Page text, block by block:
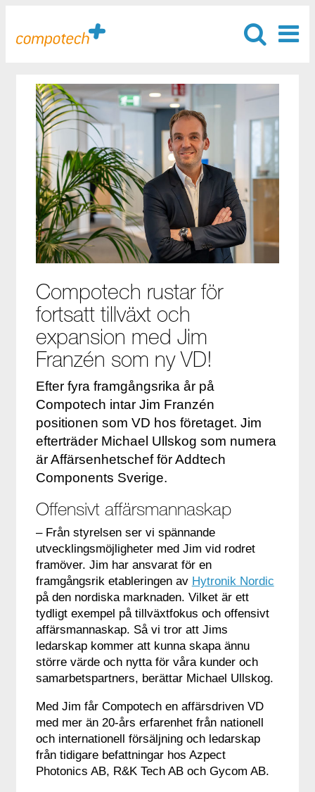
Compotech rustar för
fortsatt tillväxt och
expansion med Jim
Franzén som ny VD!
Efter fyra framgångsrika år på
Compotech intar Jim Franzén
positionen som VD hos företaget. Jim
efterträder Michael Ullskog som numera
är Affärsenhetschef för Addtech
Components Sverige.
Offensivt affärsmannaskap
– Från styrelsen ser vi spännande
utvecklingsmöjligheter med Jim vid rodret
framöver. Jim har ansvarat för en
framgångsrik etableringen av Hytronik Nordic
på den nordiska marknaden. Vilket är ett
tydligt exempel på tillväxtfokus och offensivt
affärsmannaskap. Så vi tror att Jims
ledarskap kommer att kunna skapa ännu
större värde och nytta för våra kunder och
samarbetspartners, berättar Michael Ullskog.
Med Jim får Compotech en affärsdriven VD
med mer än 20-års erfarenhet från nationell
och internationell försäljning och ledarskap
från tidigare befattningar hos Azpect
Photonics AB, R&K Tech AB och Gycom AB.